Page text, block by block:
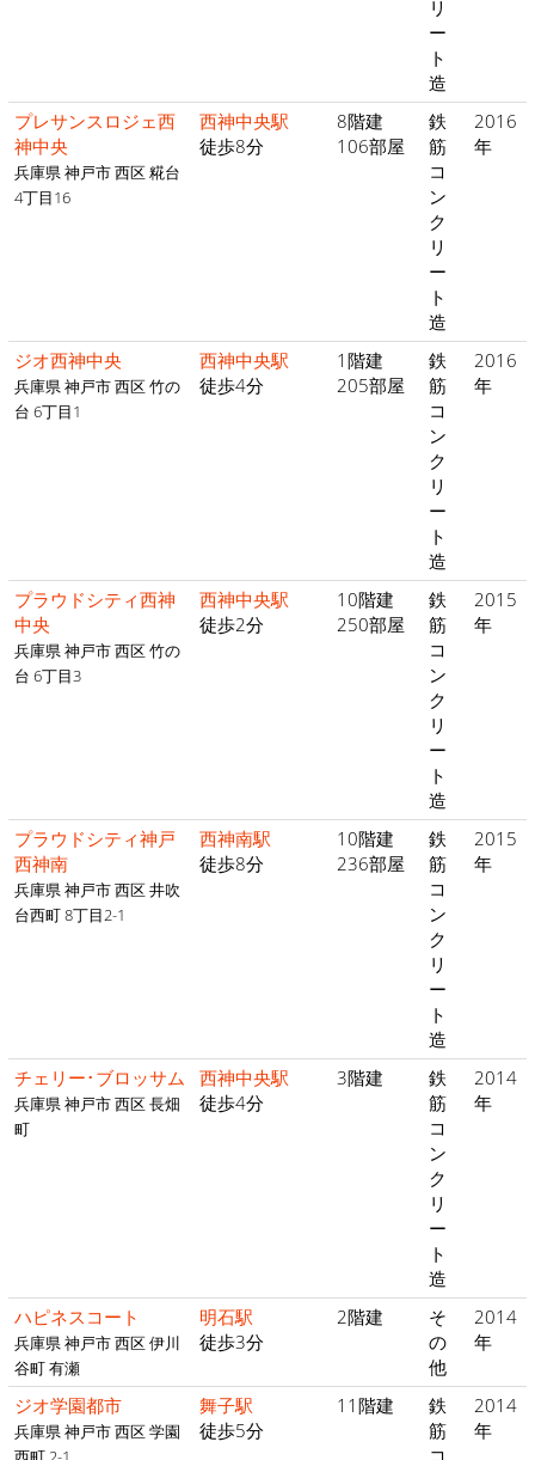
リ
ー
ト
造
プレサンスロジェ西
神中央
兵庫県 神戸市 西区 糀台
4丁目16
西神中央駅
徒歩8分
8階建
106部屋
鉄
筋
コ
ン
ク
リ
ー
ト
造
2016
年
ジオ西神中央
兵庫県 神戸市 西区 竹の
台 6丁目1
西神中央駅
徒歩4分
1階建
205部屋
鉄
筋
コ
ン
ク
リ
ー
ト
造
2016
年
プラウドシティ西神
中央
兵庫県 神戸市 西区 竹の
台 6丁目3
西神中央駅
徒歩2分
10階建
250部屋
鉄
筋
コ
ン
ク
リ
ー
ト
造
2015
年
プラウドシティ神戸
西神南
兵庫県 神戸市 西区 井吹
台西町 8丁目2-1
西神南駅
徒歩8分
10階建
236部屋
鉄
筋
コ
ン
ク
リ
ー
ト
造
2015
年
チェリー･ブロッサム
兵庫県 神戸市 西区 長畑
町
西神中央駅
徒歩4分
3階建
鉄
筋
コ
ン
ク
リ
ー
ト
造
2014
年
ハピネスコート
兵庫県 神戸市 西区 伊川
谷町 有瀬
明石駅
徒歩3分
2階建
そ
の
他
2014
年
ジオ学園都市
兵庫県 神戸市 西区 学園
舞子駅
徒歩5分
11階建
鉄
筋
2014
年